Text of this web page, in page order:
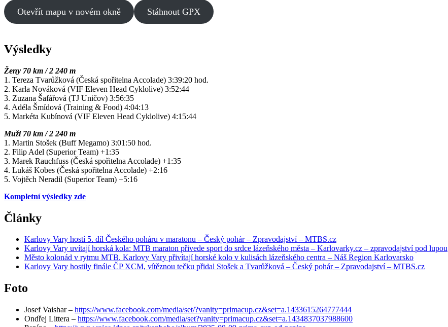
Otevřít mapu v novém okně Stáhnout GPX
Výsledky
Ženy 70 km / 2 240 m
1. Tereza Tvarůžková (Česká spořitelna Accolade) 3:39:20 hod.
2. Karla Nováková (VIF Eleven Head Cyklolive) 3:52:44
3. Zuzana Šafářová (TJ Uničov) 3:56:35
4. Adéla Šmídová (Training & Food) 4:04:13
5. Markéta Kubínová (VIF Eleven Head Cyklolive) 4:15:44
Muži 70 km / 2 240 m
1. Martin Stošek (Buff Megamo) 3:01:50 hod.
2. Filip Adel (Superior Team) +1:35
3. Marek Rauchfuss (Česká spořitelna Accolade) +1:35
4. Lukáš Kobes (Česká spořitelna Accolade) +2:16
5. Vojtěch Neradil (Superior Team) +5:16
Kompletní výsledky zde
Články
Karlovy Vary hostí 5. díl Českého poháru v maratonu – Český pohár – Zpravodajství – MTBS.cz
Karlovy Vary uvítají horská kola: MTB maraton přivede sport do srdce lázeňského města – Karlovarky.cz – zpravodajství pod lupou
Město kolonád v rytmu MTB. Karlovy Vary přivítají horské kolo v kulisách lázeňského centra – Náš Region Karlovarsko
Karlovy Vary hostily finále ČP XCM, vítěznou tečku přidal Stošek a Tvarůžková – Český pohár – Zpravodajství – MTBS.cz
Foto
Josef Vaishar – https://www.facebook.com/media/set/?vanity=primacup.cz&set=a.1433615264777444
Ondřej Littera – https://www.facebook.com/media/set?vanity=primacup.cz&set=a.1434837037988600